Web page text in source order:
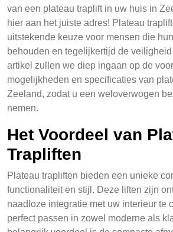
van een plateau traplift in uw huis in
hier aan het juiste adres! Plateau
uitstekende keuze voor mensen die
behouden en tegelijkertijd de
artikel zullen we diep ingaan op de
mogelijkheden en specificaties van
Zeeland, zodat u een weloverwogen
nemen.
Het Voordeel van
Trapliften
Plateau trapliften bieden een unieke
functionaliteit en stijl. Deze liften zijn
naadloze integratie met uw interieur te
perfect passen in zowel moderne als